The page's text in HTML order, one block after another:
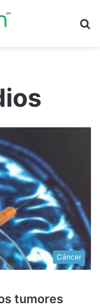
Cáncer
tumores